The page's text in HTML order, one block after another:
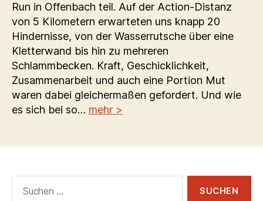
Run in Offenbach teil. Auf der Action-Distanz
von 5 Kilometern erwarteten uns knapp 20
Hindernisse, von der Wasserrutsche über eine
Kletterwand bis hin zu mehreren
Schlammbecken. Kraft, Geschicklichkeit,
Zusammenarbeit und auch eine Portion Mut
waren dabei gleichermaßen gefordert. Und wie
es sich bei so… mehr >
nach: